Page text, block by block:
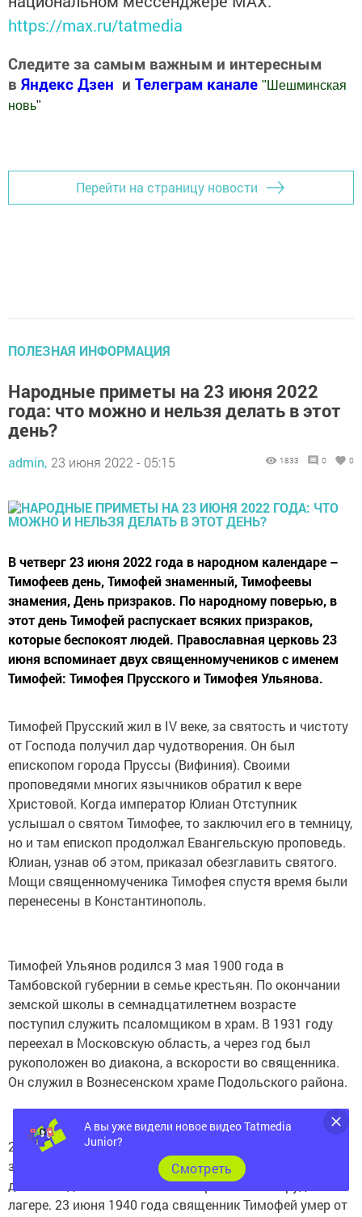
https://max.ru/tatmedia
Следите за самым важным и интересным
в Яндекс Дзен и Телеграм канале " Шешминская
новь"
Перейти на страницу новости
ПОЛЕЗНАЯ ИНФОРМАЦИЯ
Народные приметы на 23 июня 2022
года: что можно и нельзя делать в этот
день?
admin, 23 июня 2022 - 05:15 1833 0 0
В четверг 23 июня 2022 года в народном календаре –
Тимофеев день, Тимофей знаменный, Тимофеевы
знамения, День призраков. По народному поверью, в
этот день Тимофей распускает всяких призраков,
которые беспокоят людей. Православная церковь 23
июня вспоминает двух священномучеников с именем
Тимофей: Тимофея Прусского и Тимофея Ульянова.
Тимофей Прусский жил в IV веке, за святость и чистоту
от Господа получил дар чудотворения. Он был
епископом города Пруссы (Вифиния). Своими
проповедями многих язычников обратил к вере
Христовой. Когда император Юлиан Отступник
услышал о святом Тимофее, то заключил его в темницу,
но и там епископ продолжал Евангельскую проповедь.
Юлиан, узнав об этом, приказал обезглавить святого.
Мощи священномученика Тимофея спустя время были
перенесены в Константинополь.
Тимофей Ульянов родился 3 мая 1900 года в
Тамбовской губернии в семье крестьян. По окончании
земской школы в семнадцатилетнем возрасте
поступил служить псаломщиком в храм. В 1931 году
переехал в Московскую область, а через год был
рукоположен во диакона, а вскорости во священника.
Он служил в Вознесенском храме Подольского района.
26 ноября 1937 года отца Тимофея арестовали и
заключили в тюрьму в Серпухове. Его приговорили к
десяти годам заключения в исправительно-трудовом
лагере. 23 июня 1940 года священник Тимофей умер от
А вы уже видели новое видео Tatmedia
Junior?
Cмотреть